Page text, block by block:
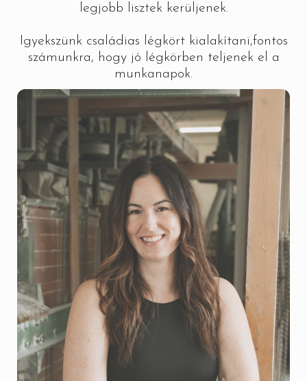
legjobb lisztek kerüljenek.
Igyekszünk családias légkört kialakítani,fontos
számunkra, hogy jó légkörben teljenek el a
munkanapok.